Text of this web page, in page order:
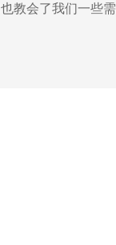
教会了我们一些需